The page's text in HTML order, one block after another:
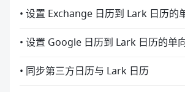
• 设置 Exchange 日历到 Lark 日历的
• 设置 Google 日历到 Lark 日历的单
• 同步第三方日历与 Lark 日历